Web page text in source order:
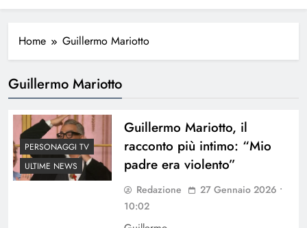
Home Guillermo Mariotto
Guillermo Mariotto
PERSONAGGI TV
ULTIME NEWS
Guillermo Mariotto, il
racconto più intimo: “Mio
padre era violento”
Redazione
27 Gennaio 2026 •
10:02